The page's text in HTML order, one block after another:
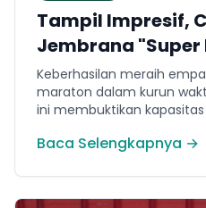
Tampil Impresif,
Jembrana "Super
4 Gelar Juara
Jawa
Keberhasilan meraih
maraton dalam kurun
ini membuktikan
dimiliki Jembrana di
Baca Selengkapnya →